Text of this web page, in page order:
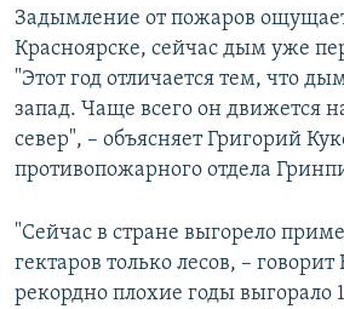
Задымление от пожаров
Красноярске, сейчас дым уже
"Этот год отличается тем, что
запад. Чаще всего он движется
север", – объясняет Григорий
противопожарного отдела
"Сейчас в стране выгорело
гектаров только лесов, –
рекордно плохие годы выгорало